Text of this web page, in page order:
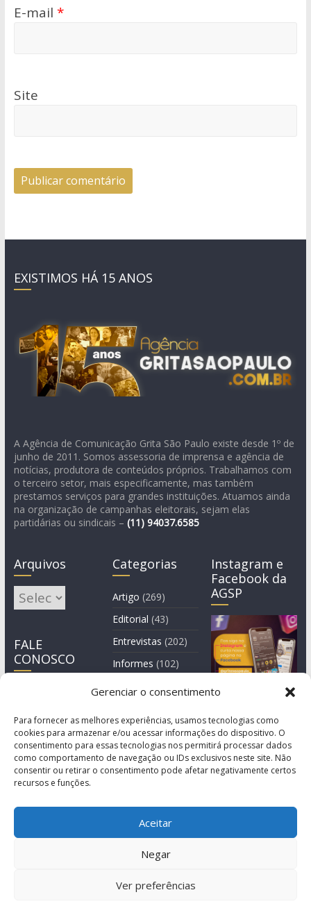
Gerenciar o consentimento
Para fornecer as melhores experiências, usamos tecnologias como
cookies para armazenar e/ou acessar informações do dispositivo. O
consentimento para essas tecnologias nos permitirá processar dados
como comportamento de navegação ou IDs exclusivos neste site. Não
consentir ou retirar o consentimento pode afetar negativamente certos
recursos e funções.
Aceitar
Negar
Ver preferências
E-mail *
Site
EXISTIMOS HÁ 15 ANOS
A Agência de Comunicação Grita São Paulo existe desde 1º de
junho de 2011. Somos assessoria de imprensa e agência de
notícias, produtora de conteúdos próprios. Trabalhamos com
o terceiro setor, mais especificamente, mas também
prestamos serviços para grandes instituições. Atuamos ainda
na organização de campanhas eleitorais, sejam elas
partidárias ou sindicais – (11) 94037.6585
Arquivos
Arquivos
FALE
CONOSCO
Categorias
Artigo (269)
Editorial (43)
Entrevistas (202)
Informes (102)
Manchete
Instagram e
Facebook da
AGSP
© Copyright 2011-2026
Agência de Comunicação Grita São Paulo